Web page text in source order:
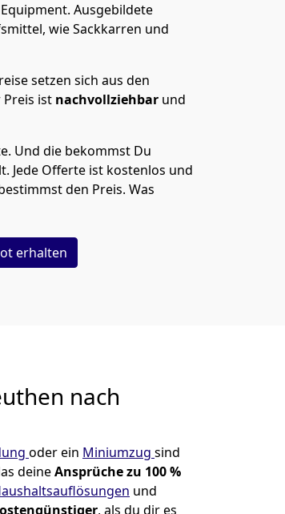
Ausgebildete
wie Sackkarren und
setzen sich aus den
Preis ist nachvollziehbar und
Und die bekommst Du
Jede Offerte ist kostenlos und
den Preis. Was
erhalten
nach
oder ein Miniumzug sind
deineAnsprüche zu 100 %
und
, als du dir es